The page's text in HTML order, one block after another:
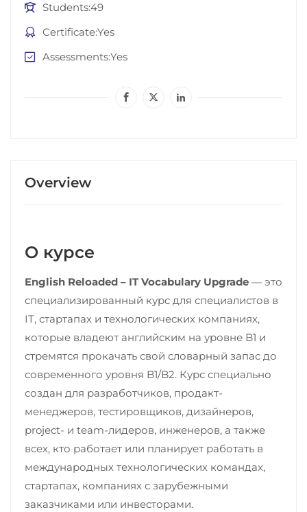
Overview
О курсе
English Reloaded – IT Vocabulary Upgrade — это
специализированный курс для специалистов в
IT, стартапах и технологических компаниях,
которые владеют английским на уровне B1 и
стремятся прокачать свой словарный запас до
современного уровня B1/B2. Курс специально
создан для разработчиков, продакт-
менеджеров, тестировщиков, дизайнеров,
project- и team-лидеров, инженеров, а также
всех, кто работает или планирует работать в
международных технологических командах,
стартапах, компаниях с зарубежными
заказчиками или инвесторами.
Students49
CertificateYes
AssessmentsYes